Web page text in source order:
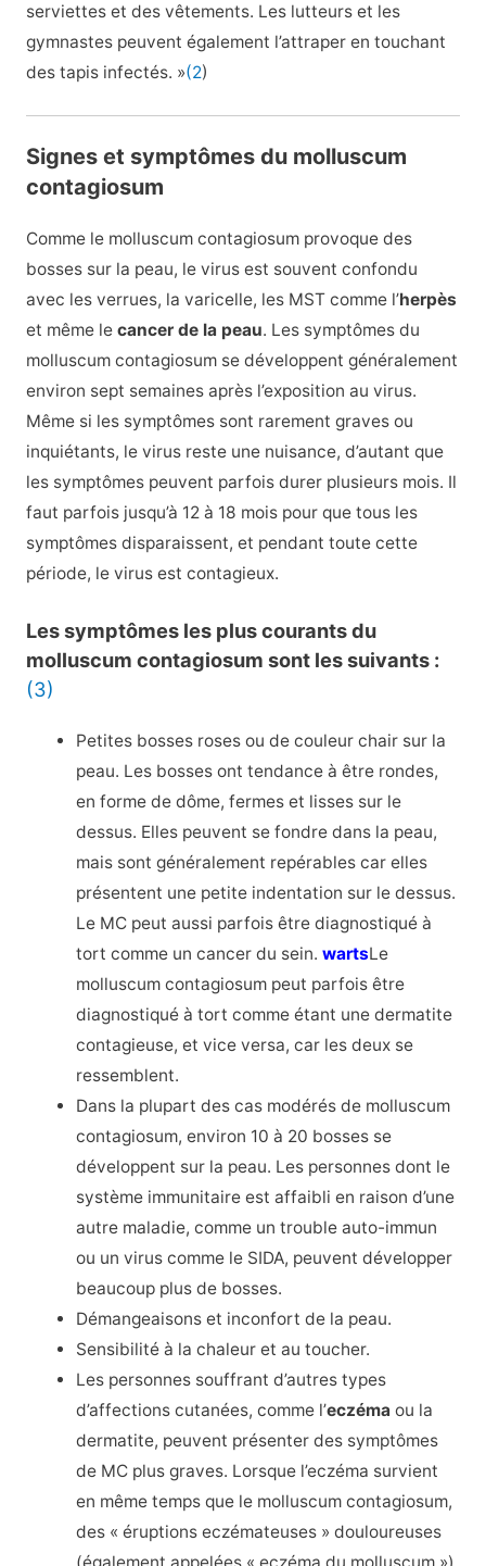
serviettes et des vêtements. Les lutteurs et les
gymnastes peuvent également l’attraper en touchant
des tapis infectés. »(2)
Signes et symptômes du molluscum
contagiosum
Comme le molluscum contagiosum provoque des
bosses sur la peau, le virus est souvent confondu
avec les verrues, la varicelle, les MST comme l’herpès
et même le cancer de la peau. Les symptômes du
molluscum contagiosum se développent généralement
environ sept semaines après l’exposition au virus.
Même si les symptômes sont rarement graves ou
inquiétants, le virus reste une nuisance, d’autant que
les symptômes peuvent parfois durer plusieurs mois. Il
faut parfois jusqu’à 12 à 18 mois pour que tous les
symptômes disparaissent, et pendant toute cette
période, le virus est contagieux.
Les symptômes les plus courants du
molluscum contagiosum sont les suivants :
(3)
Petites bosses roses ou de couleur chair sur la
peau. Les bosses ont tendance à être rondes,
en forme de dôme, fermes et lisses sur le
dessus. Elles peuvent se fondre dans la peau,
mais sont généralement repérables car elles
présentent une petite indentation sur le dessus.
Le MC peut aussi parfois être diagnostiqué à
tort comme un cancer du sein.wartsLe
molluscum contagiosum peut parfois être
diagnostiqué à tort comme étant une dermatite
contagieuse, et vice versa, car les deux se
ressemblent.
Dans la plupart des cas modérés de molluscum
contagiosum, environ 10 à 20 bosses se
développent sur la peau. Les personnes dont le
système immunitaire est affaibli en raison d’une
autre maladie, comme un trouble auto-immun
ou un virus comme le SIDA, peuvent développer
beaucoup plus de bosses.
Démangeaisons et inconfort de la peau.
Sensibilité à la chaleur et au toucher.
Les personnes souffrant d’autres types
d’affections cutanées, comme l’eczéma ou la
dermatite, peuvent présenter des symptômes
de MC plus graves. Lorsque l’eczéma survient
en même temps que le molluscum contagiosum,
des « éruptions eczémateuses » douloureuses